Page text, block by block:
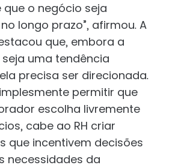
o negócio seja
longo prazo”, afirmou. A
que, embora a
uma tendência
precisa ser direcionada.
permitir que
escolha livremente
cabe ao RH criar
que incentivem decisões
necessidades da